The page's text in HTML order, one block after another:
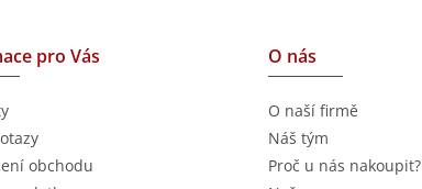
pro Vás
obchodu
O nás
O naší firmě
Náš tým
Proč u nás nakoupit?